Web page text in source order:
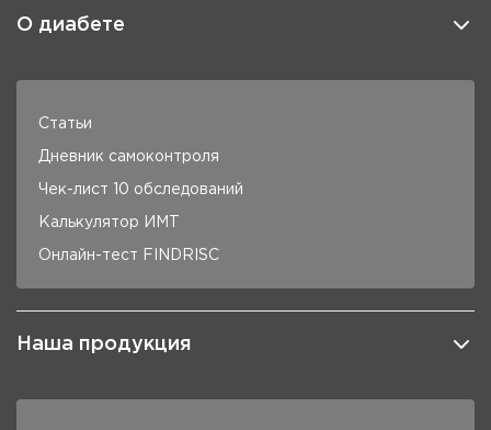
О диабете
Статьи
Дневник самоконтроля
Чек-лист 10 обследований
Калькулятор ИМТ
Онлайн-тест FINDRISC
Наша продукция